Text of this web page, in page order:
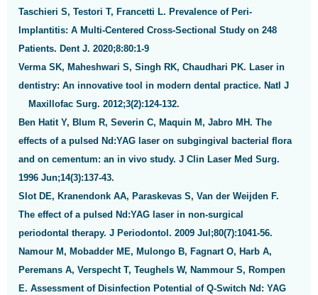
Taschieri S, Testori T, Francetti L. Prevalence of Peri-
Implantitis: A Multi-Centered Cross-Sectional Study on 248
Patients. Dent J. 2020;8:80:1-9
Verma SK, Maheshwari S, Singh RK, Chaudhari PK. Laser in
dentistry: An innovative tool in modern dental practice. Natl J
Maxillofac Surg. 2012;3(2):124-132.
Ben Hatit Y, Blum R, Severin C, Maquin M, Jabro MH. The
effects of a pulsed Nd:YAG laser on subgingival bacterial flora
and on cementum: an in vivo study. J Clin Laser Med Surg.
1996 Jun;14(3):137-43.
Slot DE, Kranendonk AA, Paraskevas S, Van der Weijden F.
The effect of a pulsed Nd:YAG laser in non-surgical
periodontal therapy. J Periodontol. 2009 Jul;80(7):1041-56.
Namour M, Mobadder ME, Mulongo B, Fagnart O, Harb A,
Peremans A, Verspecht T, Teughels W, Nammour S, Rompen
E. Assessment of Disinfection Potential of Q-Switch Nd: YAG